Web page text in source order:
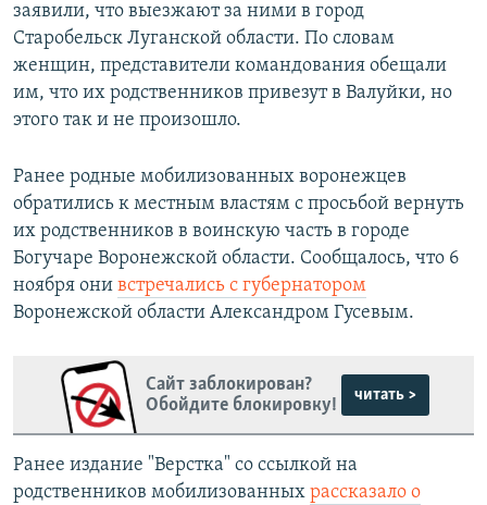
заявили, что выезжают за ними в город
Старобельск Луганской области. По словам
женщин, представители командования обещали
им, что их родственников привезут в Валуйки, но
этого так и не произошло.
Ранее родные мобилизованных воронежцев
обратились к местным властям с просьбой вернуть
их родственников в воинскую часть в городе
Богучаре Воронежской области. Сообщалось, что 6
ноября они встречались с губернатором
Воронежской области Александром Гусевым.
Сайт заблокирован?
Обойдите блокировку!
читать >
Ранее издание "Верстка" со ссылкой на
родственников мобилизованных рассказало о